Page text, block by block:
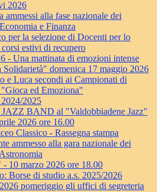
2026
ammessi alla fase nazionale dei
e Finanza
per la selezione di Docenti per lo
estivi di recupero
- Una mattinata di emozioni intense
Solidarietà" domenica 17 maggio 2026
e Luca secondi ai Campionati di
ed Emoziona"
2025
BAND al "Valdobbiadene Jazz"
2026 ore 16.00
Classico - Rassegna stampa
ammesso alla gara nazionale dei
10 marzo 2026 ore 18.00
Borse di studio a.s. 2025/2026
pomeriggio gli uffici di segreteria